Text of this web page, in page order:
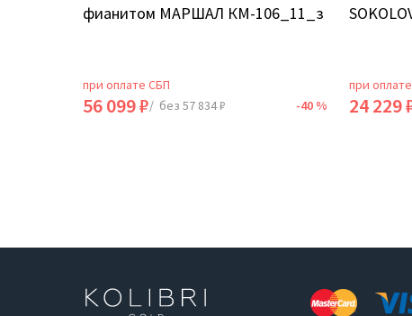
фианитом МАРШАЛ КМ-106_11_з
при оплате СБП
56 099 ₽/ без 57 834 ₽ -40 %
при
24 229